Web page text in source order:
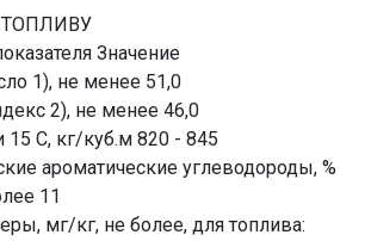
Значение
1), не менее 51,0
2), не менее 46,0
15 С, кг/куб.м 820 - 845
ароматические углеводороды, %
11
мг/кг, не более, для топлива: